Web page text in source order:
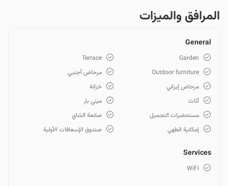
المرافق والمیزات
General
Garden
Terrace
Outdoor furniture
مرحاض أجنبي
مرحاض إيراني
خزانة
أثاث
ميني بار
مستحضرات التجميل
صانعة الشاي
إمكانية الطهي
صندوق الإسعافات الأولية
Services
WiFi